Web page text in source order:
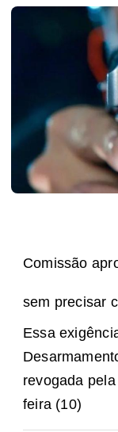
Comissão
sem precisar
Essa
revogada
feira (10)